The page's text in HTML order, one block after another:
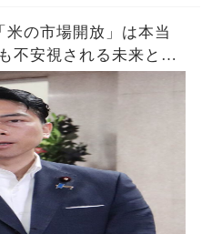
の市場開放」は本当
不安視される未来と